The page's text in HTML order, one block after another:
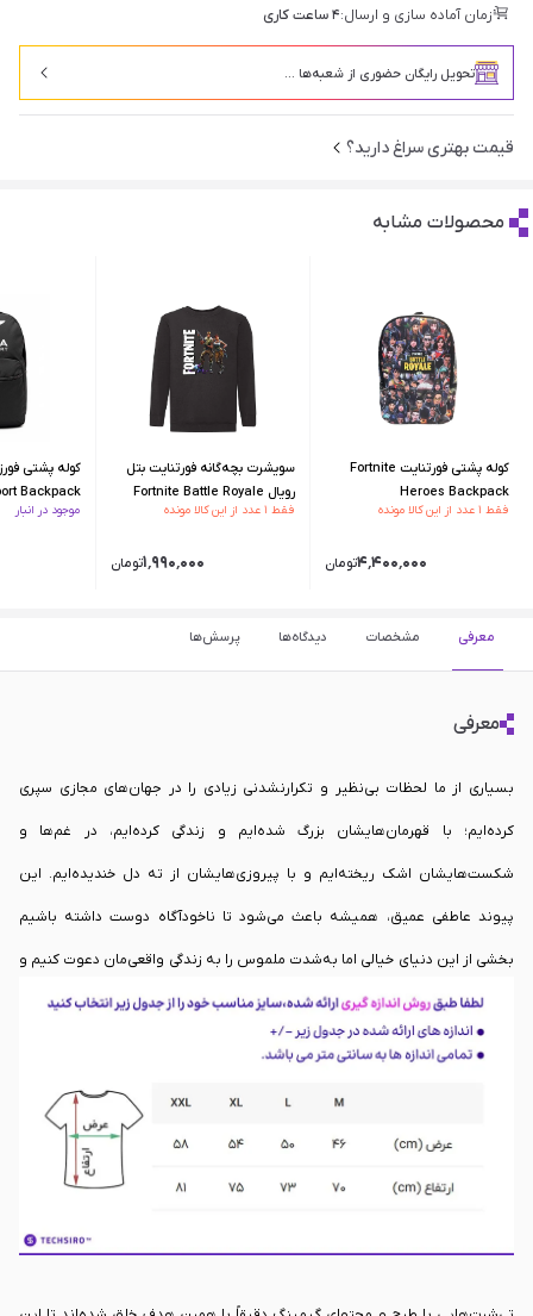
زمان آماده سازی و ارسال:۴ ساعت کاری
تحویل رایگان حضوری از شعبه‌ها ...
قیمت بهتری سراغ دارید؟
محصولات مشابه
کوله پشتی فورتنایت Fortnite
Heroes Backpack
فقط ۱ عدد از این کالا مونده
۴٬۴۰۰٬۰۰۰تومان
سویشرت بچه‌گانه فورتنایت بتل
رویال Fortnite Battle Royale
Sweatshirt - 128 CM
فقط ۱ عدد از این کالا مونده
۱٬۹۹۰٬۰۰۰تومان
کوله پشتی
Backpack
موجود در انبار
معرفی مشخصات دیدگاه‌ها پرسش‌ها
معرفی
بسیاری از ما لحظات بی‌نظیر و تکرارنشدنی زیادی را در جهان‌های مجازی سپری
کرده‌ایم؛ با قهرمان‌هایشان بزرگ شده‌ایم و زندگی کرده‌ایم، در غم‌ها و
شکست‌هایشان اشک ریخته‌ایم و با پیروزی‌هایشان از ته دل خندیده‌ایم. این
پیوند عاطفی عمیق، همیشه باعث می‌شود تا ناخودآگاه دوست داشته باشیم
بخشی از این دنیای خیالی اما به‌شدت ملموس را به زندگی واقعی‌مان دعوت کنیم و
از داشتن یک نماد فیزیکی از آن خاطرات خاص لذت ببریم. در واقع، ما همیشه به
دنبال راهی هستیم تا هویت و علاقه‌ی خودمان را در دنیای بیرون از مانیتورها نیز